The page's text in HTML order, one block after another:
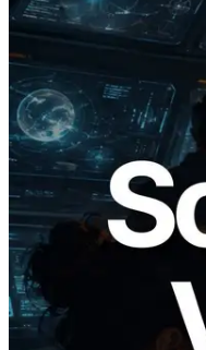
2026.05.24
Validators
Analyzer — แสด